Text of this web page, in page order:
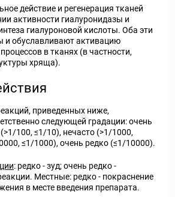
действие и регенерация тканей
активности гиалуронидазы и
гиалуроновой кислоты. Оба эти
и обуславливают активацию
в тканях (в частности,
хряща).
приведенных ниже,
следующей градации: очень
100, ≤1/10), нечасто (>1/1000,
≤1/1000), очень редко (≤1/10000).
: редко - зуд; очень редко -
Местные: редко - покраснение
в месте введения препарата.